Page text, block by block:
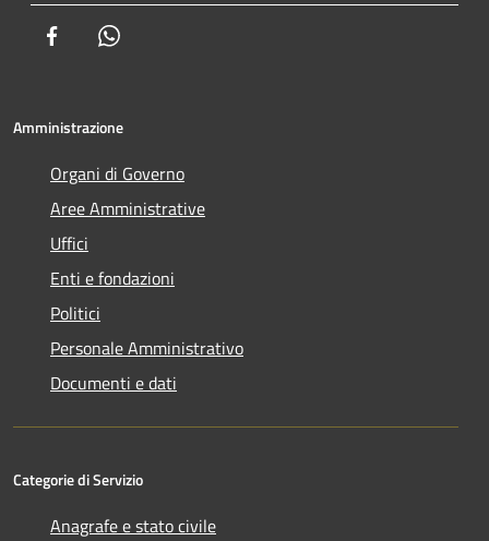
Facebook
Amministrazione
Organi di Governo
Aree Amministrative
Uffici
Enti e fondazioni
Politici
Personale Amministrativo
Documenti e dati
Categorie di Servizio
Anagrafe e stato civile